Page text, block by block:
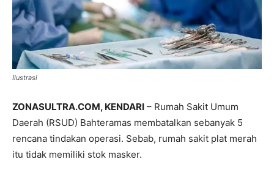
Ilustrasi
ZONASULTRA.COM, KENDARI – Rumah Sakit Umum
Daerah (RSUD) Bahteramas membatalkan sebanyak 5
rencana tindakan operasi. Sebab, rumah sakit plat merah
itu tidak memiliki stok masker.